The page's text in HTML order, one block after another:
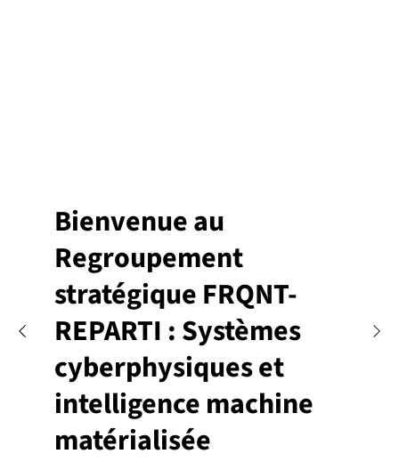
Bienvenue au
Regroupement
stratégique FRQNT-
REPARTI : Systèmes
cyberphysiques et
intelligence machine
matérialisée